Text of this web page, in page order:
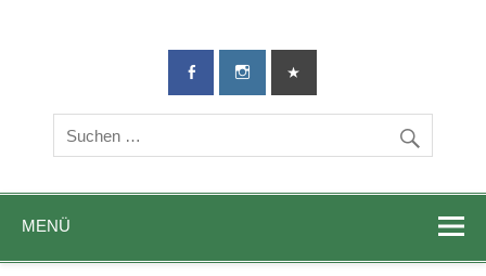
TG-Geislingen
DIE Sportadresse in Geislingen!
MENÜ